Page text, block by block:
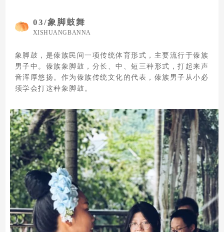
03/象脚鼓舞
XISHUANGBANNA
象脚鼓，是傣族民间一项传统体育形式，主要流行于傣族
男子中。傣族象脚鼓，分长、中、短三种形式，打起来声
音浑厚悠扬。作为傣族传统文化的代表，傣族男子从小必
须学会打这种象脚鼓。